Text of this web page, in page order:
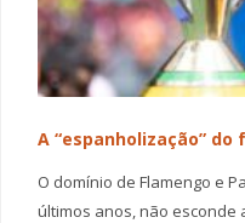
A “espanholização”
O domínio de Flamengo e
últimos anos, não esconde